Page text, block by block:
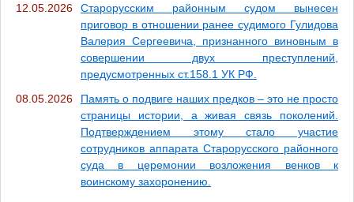
12.05.2026
Старорусским районным судом вынесен
приговор в отношении ранее судимого Гулидова
Валерия Сергеевича, признанного виновным в
совершении двух преступлений,
предусмотренных ст.158.1 УК РФ.
08.05.2026
Память о подвиге наших предков – это не просто
страницы истории, а живая связь поколений.
Подтверждением этому стало участие
сотрудников аппарата Старорусского районного
суда в церемонии возложения венков к
воинскому захоронению.